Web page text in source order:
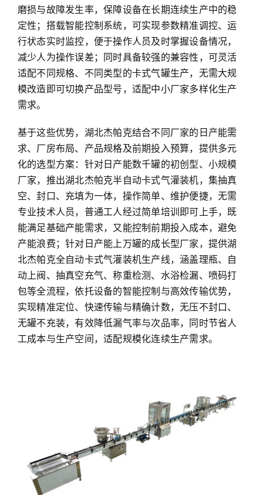
磨损与故障发生率，保障设备在长期连续生产中的稳
定性；搭载智能控制系统，可实现参数精准调控、运
行状态实时监控，便于操作人员及时掌握设备情况，
减少人为操作误差；同时具备较强的兼容性，可灵活
适配不同规格、不同类型的卡式气罐生产，无需大规
模改造即可切换产品型号，适配中小厂家多样化生产
需求。
基于这些优势，湖北杰帕克结合不同厂家的日产能需
求、厂房布局、产品规格及前期投入预算，提供多元
化的选型方案：针对日产能数千罐的初创型、小规模
厂家，推出湖北杰帕克半自动卡式气灌装机，集抽真
空、封口、充填为一体，操作简单、维护便捷，无需
专业技术人员，普通工人经过简单培训即可上手，既
能满足基础产能需求，又能控制前期投入成本，避免
产能浪费；针对日产能上万罐的成长型厂家，提供湖
北杰帕克全自动卡式气灌装机生产线，涵盖理瓶、自
动上阀、抽真空充气、称重检测、水浴检漏、喷码打
包等全流程，依托设备的智能控制与高效传输优势，
实现精准定位、快速传输与精确计数，无压不封口、
无罐不充装，有效降低漏气率与次品率，同时节省人
工成本与生产空间，适配规模化连续生产需求。